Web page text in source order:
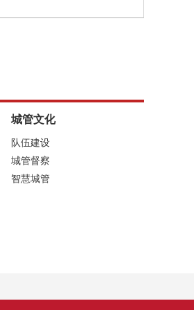
城管文化
队伍建设
城管督察
智慧城管